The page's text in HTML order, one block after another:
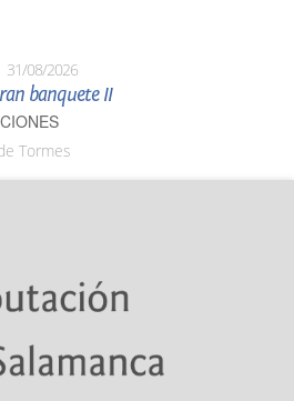
31/08/2026
banquete II
Tormes